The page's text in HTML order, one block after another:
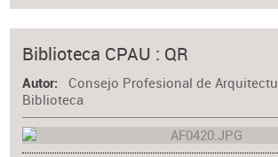
Biblioteca CPAU : QR
Autor
Consejo Profesional de
Biblioteca